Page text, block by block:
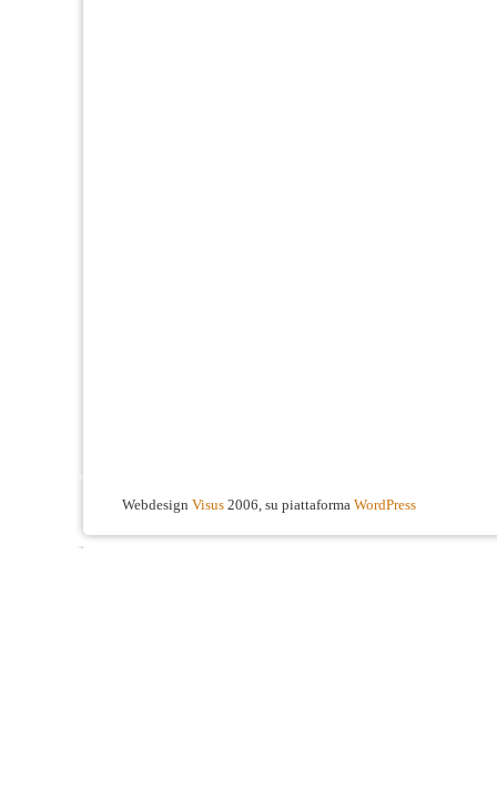
Webdesign Visus 2006, su piattaforma WordPress